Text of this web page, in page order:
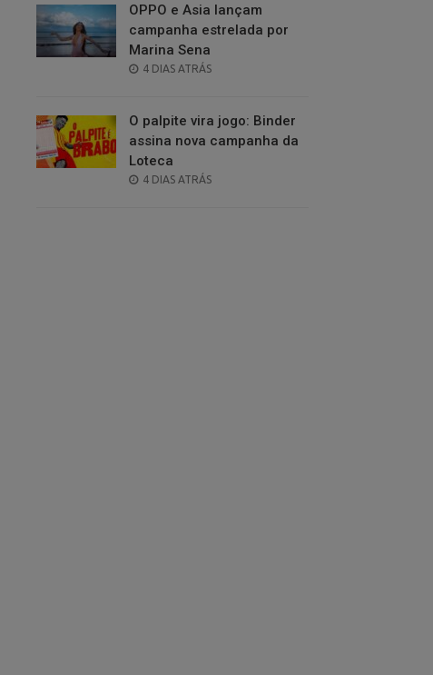
OPPO e Asia lançam
campanha estrelada por
Marina Sena
POSTED
4 DIAS ATRÁS
O palpite vira jogo: Binder
assina nova campanha da
Loteca
POSTED
4 DIAS ATRÁS